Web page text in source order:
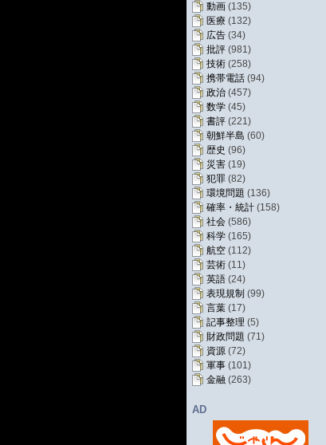
動画 (135)
医療 (132)
広告 (34)
批評 (981)
技術 (258)
携帯電話 (94)
政治 (457)
数学 (45)
書評 (221)
朝鮮半島 (60)
歴史 (96)
災害 (19)
犯罪 (82)
環境問題 (136)
確率・統計 (158)
社会 (586)
科学 (165)
航空 (112)
芸術 (11)
英語 (24)
表現規制 (99)
言葉 (17)
記事整理 (5)
財政問題 (71)
資源 (72)
軍事 (101)
金融 (263)
AD